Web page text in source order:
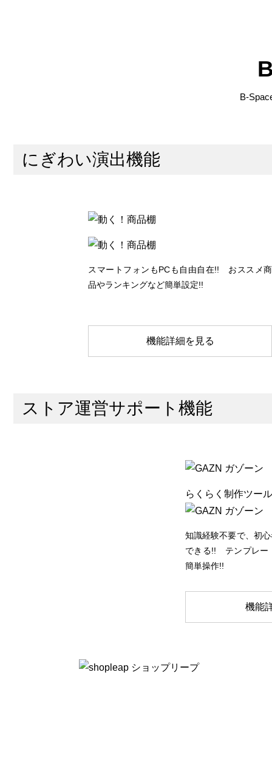
B-
にぎわい演出機能
スマートフォンもPCも自由自在!! おススメ商
品やランキングなど簡単設定!!
機能詳細を見る
ストア運営サポート機能
らくらく制作ツール
知識経験不要で、初
できる!! テンプレー
簡単操作!!
機能